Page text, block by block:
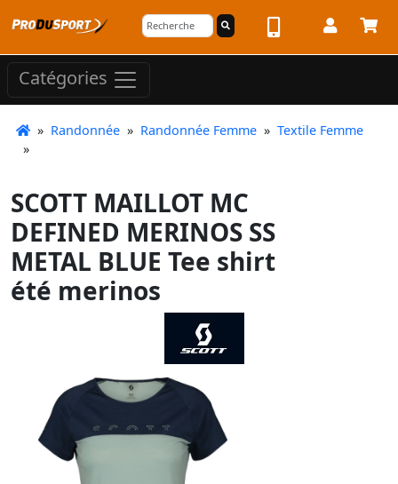
Catégories
» Randonnée » Randonnée Femme » Textile Femme
»
SCOTT MAILLOT MC
DEFINED MERINOS SS
METAL BLUE Tee shirt
été merinos